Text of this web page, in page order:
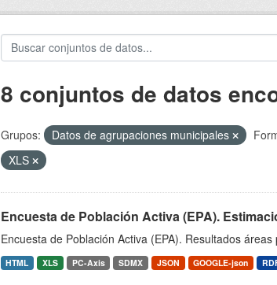
8 conjuntos de datos
Grupos: Datos de agrupaciones municipales
XLS
Encuesta de Población Activa (EPA).
Encuesta de Población Activa (EPA). Resultados áreas
HTML XLS PC-Axis SDMX JSON GOOGLE-json